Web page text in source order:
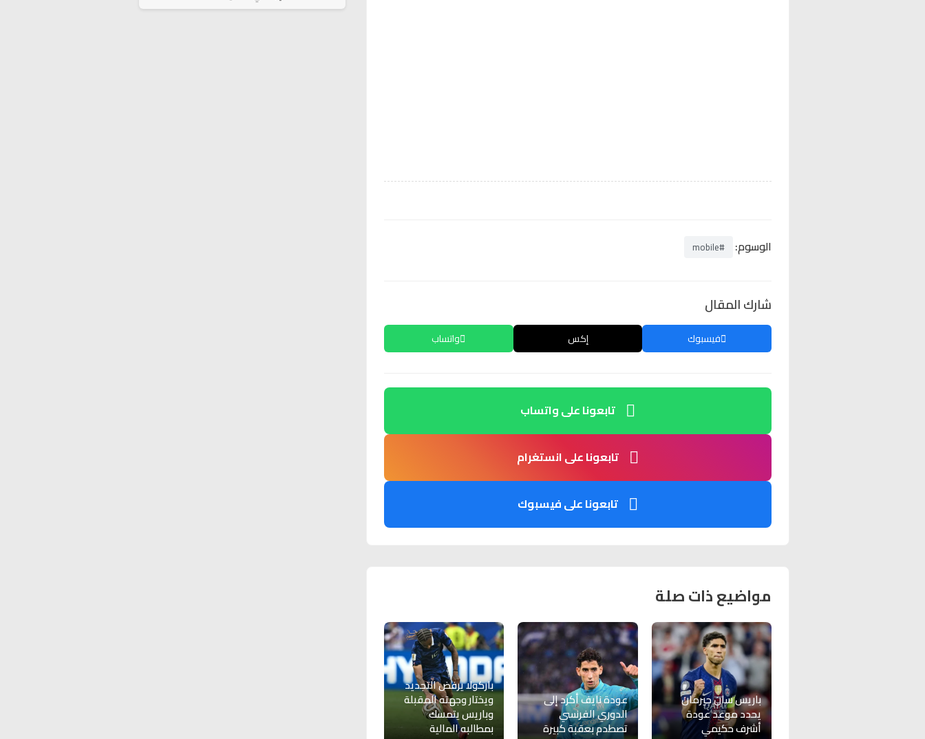
الوسوم: #mobile
شارك المقال
فيسبوك إكس واتساب
تابعونا على واتساب
تابعونا على انستغرام
تابعونا على فيسبوك
مواضيع ذات صلة
باريس سان جيرمان
يحدد موعد عودة
أشرف حكيمي
عودة نايف أكرد إلى
الدوري الفرنسي
تصطدم بعقبة كبيرة
باركولا يرفض التجديد
ويختار وجهته المقبلة
وباريس يتمسك
بمطالبه المالية